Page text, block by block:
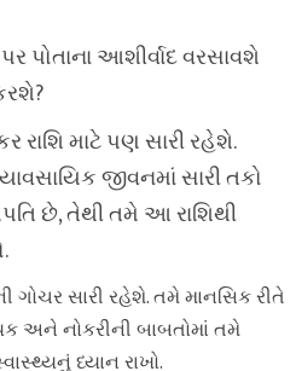
પોતાના આશીર્વાદ વરસાવશે
રાશિ માટે પણ સારી રહેશે.
જીવનમાં સારી તકો
છે, તેથી તમે આ રાશિથી
ગોચર સારી રહેશે. તમે માનસિક રીતે
અને નોકરીની બાબતોમાં તમે
ધ્યાન રાખો.